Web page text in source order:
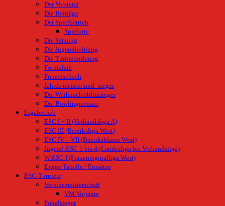
Der Vorstand
Die Beiträge
Der Spielbetrieb
Spielorte
Die Satzung
Die Jugendordnung
Die Turnierordnung
Formulare
Frauenschach
Jahres-meister und -sieger
Die Weihnachtsblitzsieger
Die Bowlingmeister
Ligabetrieb
ESC I + II (Verbandsliga A)
ESC III (Bezirksliga West)
ESC IV – VII (Bezirksklasse West)
Jugend-ESC 1 bis 4 (Landesliga bis Verbandsliga)
W-ESC I (Frauenreginalliga West)
Ewige Tabelle / Einsätze
ESC-Turniere
Vereinsmeisterschaft
VM Vorjahre
Pokalsieger